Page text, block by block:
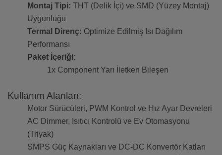
Montaj Tipi: THT (Delik İçi) ve SMD (Yüzey Montaj)
Uygunluğu
Termal Direnç: Optimize Edilmiş Isı Dağılım
Performansı
Paket İçeriği:
1x Component Yarı İletken Bileşen
Kullanım Alanları:
Motor Sürücüleri, PWM Kontrol ve Hız Ayar Devreleri
AC Dimmer, Isıtıcı Kontrolü ve Ev Otomasyonu
(Triyak)
SMPS Güç Kaynakları ve DC-DC Konvertör Katları